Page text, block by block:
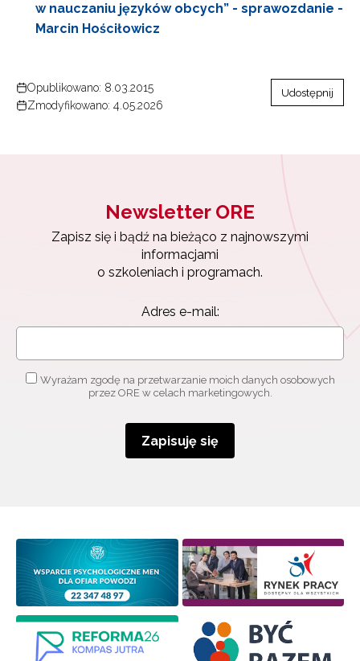
w nauczaniu języków obcych” - sprawozdanie -
Marcin Hościłowicz
Opublikowano: 8.03.2015
Zmodyfikowano: 4.05.2026
Udostępnij
Newsletter ORE
Zapisz się i bądź na bieżąco z najnowszymi
informacjami
o szkoleniach i programach.
Adres e-mail:
Wyrażam zgodę na przetwarzanie moich danych osobowych
przez ORE w celach marketingowych.
Zapisuję się